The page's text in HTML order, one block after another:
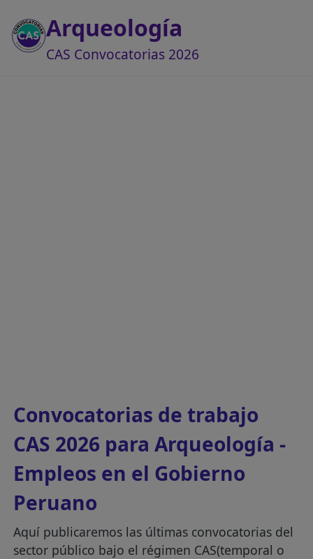
Arqueología
CAS Convocatorias 2026
Convocatorias de trabajo
CAS 2026 para Arqueología -
Empleos en el Gobierno
Peruano
Aquí publicaremos las últimas convocatorias del
sector público bajo el régimen CAS(temporal o